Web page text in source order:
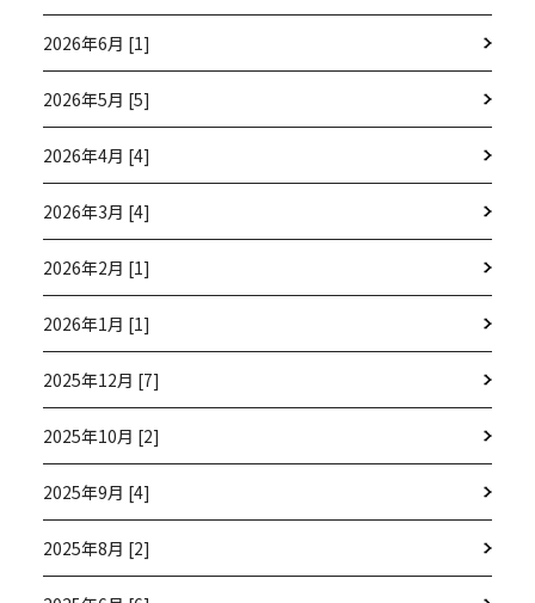
2026年6月 [1]
2026年5月 [5]
2026年4月 [4]
2026年3月 [4]
2026年2月 [1]
2026年1月 [1]
2025年12月 [7]
2025年10月 [2]
2025年9月 [4]
2025年8月 [2]